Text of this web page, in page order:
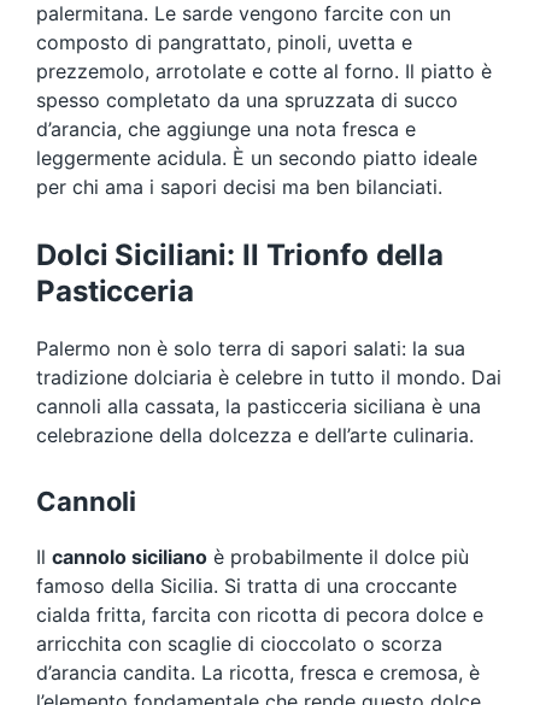
palermitana. Le sarde vengono farcite con un
composto di pangrattato, pinoli, uvetta e
prezzemolo, arrotolate e cotte al forno. Il piatto è
spesso completato da una spruzzata di succo
d’arancia, che aggiunge una nota fresca e
leggermente acidula. È un secondo piatto ideale
per chi ama i sapori decisi ma ben bilanciati.
Dolci Siciliani: Il Trionfo della
Pasticceria
Palermo non è solo terra di sapori salati: la sua
tradizione dolciaria è celebre in tutto il mondo. Dai
cannoli alla cassata, la pasticceria siciliana è una
celebrazione della dolcezza e dell’arte culinaria.
Cannoli
Il cannolo siciliano è probabilmente il dolce più
famoso della Sicilia. Si tratta di una croccante
cialda fritta, farcita con ricotta di pecora dolce e
arricchita con scaglie di cioccolato o scorza
d’arancia candita. La ricotta, fresca e cremosa, è